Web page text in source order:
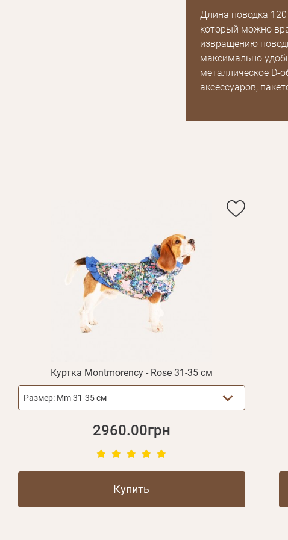
Длина поводка
который можно
извращению
максимально
металлическое D-
аксессуаров,
Куртка Montmorency - Rose 31-35 см
Размер: Mm 31-35 см
2960.00грн
Купить